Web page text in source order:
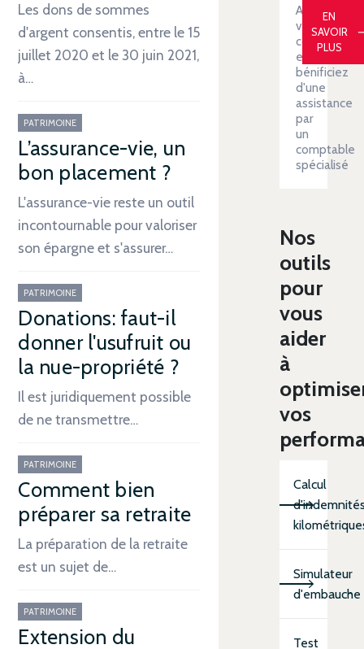
Les dons de sommes
d'argent consentis, entre le 15
juillet 2020 et le 30 juin 2021,
à…
PATRIMOINE
L’assurance-vie, un
bon placement ?
L'assurance-vie reste un outil
incontournable pour valoriser
son épargne et s'assurer…
PATRIMOINE
Donations: faut-il
donner l'usufruit ou
la nue-propriété ?
Il est juridiquement possible
de ne transmettre…
PATRIMOINE
Comment bien
préparer sa retraite
La préparation de la retraite
est un sujet de…
PATRIMOINE
Extension du
Automatiser
votre
comptabilité
et
bénificiez
d'une
assistance
par
un
comptable
spécialisé
EN
SAVOIR
PLUS
Nos
outils
pour
vous
aider
à
vos
Calcul
Simulateur
d'embauche
Test